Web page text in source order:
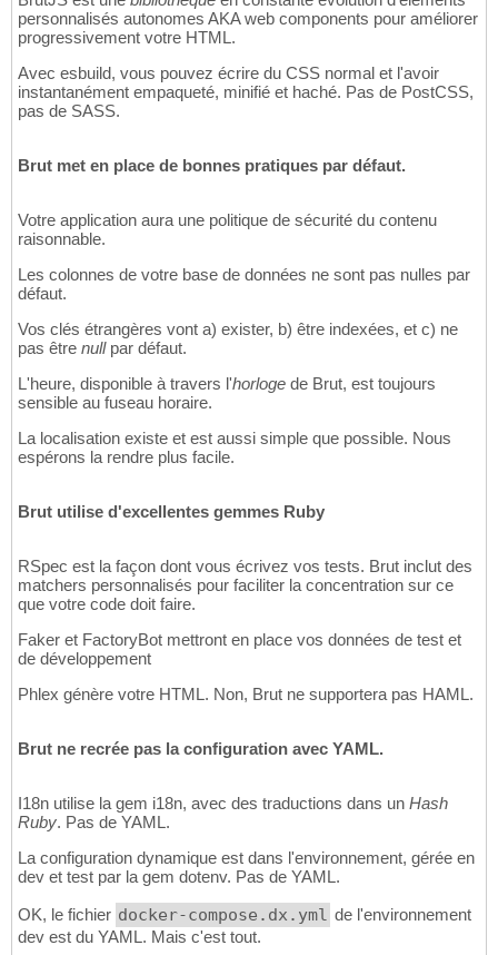
personnalisés autonomes AKA web components pour améliorer
progressivement votre HTML.
Avec esbuild, vous pouvez écrire du CSS normal et l'avoir
instantanément empaqueté, minifié et haché. Pas de PostCSS,
pas de SASS.
Brut met en place de bonnes pratiques par défaut.
Votre application aura une politique de sécurité du contenu
raisonnable.
Les colonnes de votre base de données ne sont pas nulles par
défaut.
Vos clés étrangères vont a) exister, b) être indexées, et c) ne
pas être nullpar défaut.
L'heure, disponible à travers l'horloge de Brut, est toujours
sensible au fuseau horaire.
La localisation existe et est aussi simple que possible. Nous
espérons la rendre plus facile.
Brut utilise d'excellentes gemmes Ruby
RSpec est la façon dont vous écrivez vos tests. Brut inclut des
matchers personnalisés pour faciliter la concentration sur ce
que votre code doit faire.
Faker et FactoryBot mettront en place vos données de test et
de développement
Phlex génère votre HTML. Non, Brut ne supportera pas HAML.
Brut ne recrée pas la configuration avec YAML.
I18n utilise la gem i18n, avec des traductions dans un Hash
Ruby. Pas de YAML.
La configuration dynamique est dans l'environnement, gérée en
dev et test par la gem dotenv. Pas de YAML.
OK, le fichier docker-compose.dx.yml de l'environnement
dev est du YAML. Mais c'est tout.